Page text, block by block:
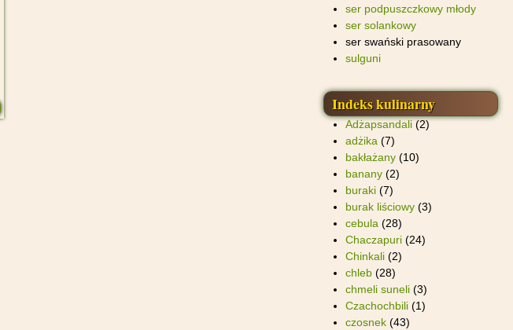
ser podpuszczkowy młody
ser solankowy
ser swański prasowany
sulguni
Indeks kulinarny
Adżapsandali (2)
adżika (7)
bakłażany (10)
banany (2)
buraki (7)
burak liściowy (3)
cebula (28)
Chaczapuri (24)
Chinkali (2)
chleb (28)
chmeli suneli (3)
Czachochbili (1)
czosnek (43)